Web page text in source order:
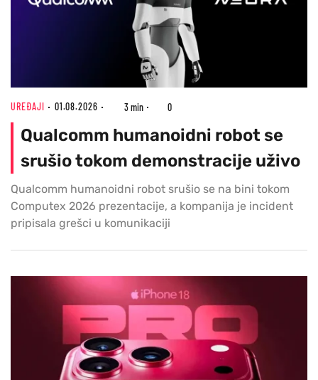
UREĐAJI 01.08.2026 3 min 0
Qualcomm humanoidni robot se
srušio tokom demonstracije uživo
Qualcomm humanoidni robot srušio se na bini tokom
Computex 2026 prezentacije, a kompanija je incident
pripisala grešci u komunikaciji